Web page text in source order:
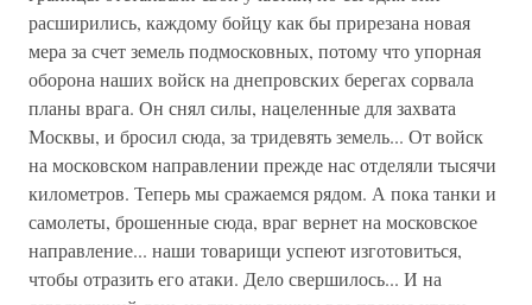
расширились, каждому бойцу как бы прирезана новая
мера за счет земель подмосковных, потому что упорная
оборона наших войск на днепровских берегах сорвала
планы врага. Он снял силы, нацеленные для захвата
Москвы, и бросил сюда, за тридевять земель... От войск
на московском направлении прежде нас отделяли тысячи
километров. Теперь мы сражаемся рядом. А пока танки и
самолеты, брошенные сюда, враг вернет на московское
направление... наши товарищи успеют изготовиться,
чтобы отразить его атаки. Дело свершилось... И на